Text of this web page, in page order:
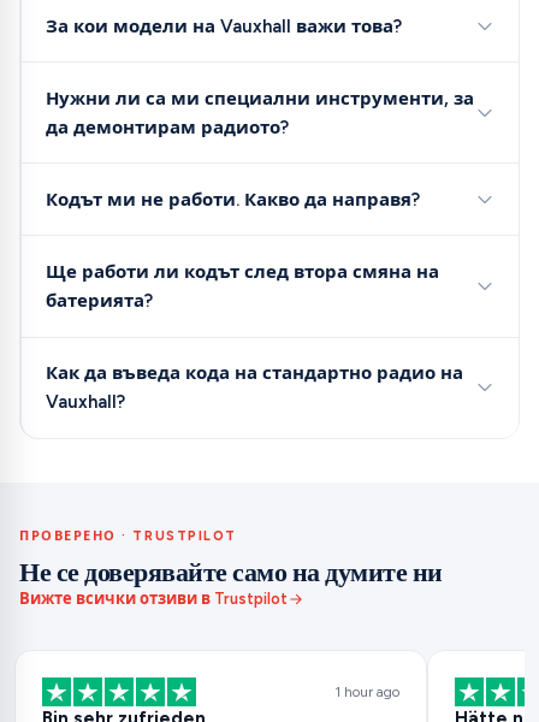
За кои модели на Vauxhall важи това?
Нужни ли са ми специални инструменти, за
да демонтирам радиото?
Кодът ми не работи. Какво да направя?
Ще работи ли кодът след втора смяна на
батерията?
Как да въведа кода на стандартно радио на
Vauxhall?
ПРОВЕРЕНО · TRUSTPILOT
Не се доверявайте само на думите ни
Вижте всички отзиви в Trustpilot
1 hour ago